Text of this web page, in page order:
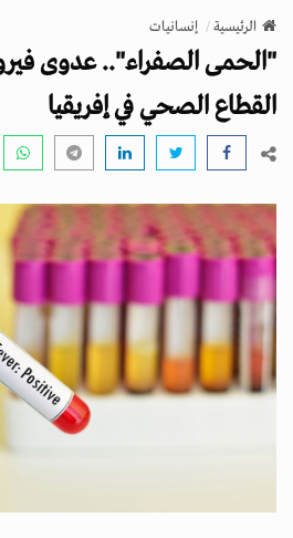
v
g
a
n
الرئيسية إنسانيات
"الحمى الصفراء".. عدوى
القطاع الصحي في إفريقيا